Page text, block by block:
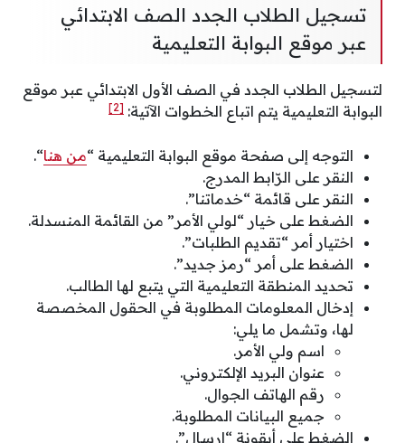
تسجيل الطلاب الجدد الصف الابتدائي
عبر موقع البوابة التعليمية
لتسجيل الطلاب الجدد في الصف الأول الابتدائي عبر موقع
البوابة التعليمية يتم اتباع الخطوات الآتية: [2]
التوجه إلى صفحة موقع البوابة التعليمية “من هنا“.
النقر على الرّابط المدرج.
النقر على قائمة “خدماتنا”.
الضغط على خيار “لولي الأمر” من القائمة المنسدلة.
اختيار أمر “تقديم الطلبات”.
الضغط على أمر “رمز جديد”.
تحديد المنطقة التعليمية التي يتبع لها الطالب.
إدخال المعلومات المطلوبة في الحقول المخصصة
لها، وتشمل ما يلي:
اسم ولي الأمر.
عنوان البريد الإلكتروني.
رقم الهاتف الجوال.
جميع البيانات المطلوبة.
الضغط على أيقونة “إرسال”.